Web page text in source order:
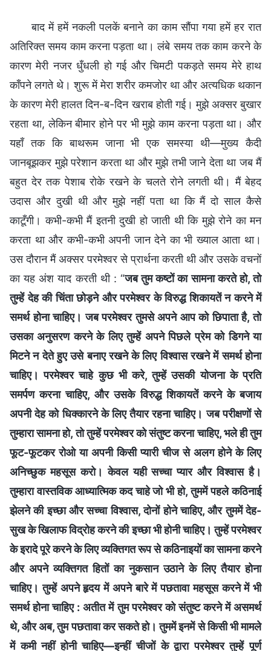
बाद में हमें नकली पलकें बनाने का काम सौंपा गया हमें हर रात
अतिरिक्त समय काम करना पड़ता था। लंबे समय तक काम करने के
कारण मेरी नजर धुँधली हो गई और चिमटी पकड़ते समय मेरे हाथ
काँपने लगते थे। शुरू में मेरा शरीर कमजोर था और अत्यधिक थकान
के कारण मेरी हालत दिन-ब-दिन खराब होती गई। मुझे अक्सर बुखार
रहता था, लेकिन बीमार होने पर भी मुझे काम करना पड़ता था। और
यहाँ तक कि बाथरूम जाना भी एक समस्या थी—मुख्य कैदी
जानबूझकर मुझे परेशान करता था और मुझे तभी जाने देता था जब मैं
बहुत देर तक पेशाब रोके रखने के चलते रोने लगती थी। मैं बेहद
उदास और दुखी थी और मुझे नहीं पता था कि मैं दो साल कैसे
काटूँगी। कभी-कभी मैं इतनी दुखी हो जाती थी कि मुझे रोने का मन
करता था और कभी-कभी अपनी जान देने का भी ख्याल आता था।
उस दौरान मैं अक्सर परमेश्वर से प्रार्थना करती थी और उसके वचनों
का यह अंश याद करती थी : “जब तुम कष्टों का सामना करते हो, तो
तुम्हें देह की चिंता छोड़ने और परमेश्वर के विरुद्ध शिकायतें न करने में
समर्थ होना चाहिए। जब परमेश्वर तुमसे अपने आप को छिपाता है, तो
उसका अनुसरण करने के लिए तुम्हें अपने पिछले प्रेम को डिगने या
मिटने न देते हुए उसे बनाए रखने के लिए विश्वास रखने में समर्थ होना
चाहिए। परमेश्वर चाहे कुछ भी करे, तुम्हें उसकी योजना के प्रति
समर्पण करना चाहिए, और उसके विरुद्ध शिकायतें करने के बजाय
अपनी देह को धिक्कारने के लिए तैयार रहना चाहिए। जब परीक्षणों से
तुम्हारा सामना हो, तो तुम्हें परमेश्वर को संतुष्ट करना चाहिए, भले ही तुम
फूट-फूटकर रोओ या अपनी किसी प्यारी चीज से अलग होने के लिए
अनिच्छुक महसूस करो। केवल यही सच्चा प्यार और विश्वास है।
तुम्हारा वास्तविक आध्यात्मिक कद चाहे जो भी हो, तुममें पहले कठिनाई
झेलने की इच्छा और सच्चा विश्वास, दोनों होने चाहिए, और तुममें देह-
सुख के खिलाफ विद्रोह करने की इच्छा भी होनी चाहिए। तुम्हें परमेश्वर
के इरादे पूरे करने के लिए व्यक्तिगत रूप से कठिनाइयों का सामना करने
और अपने व्यक्तिगत हितों का नुकसान उठाने के लिए तैयार होना
चाहिए। तुम्हें अपने हृदय में अपने बारे में पछतावा महसूस करने में भी
समर्थ होना चाहिए : अतीत में तुम परमेश्वर को संतुष्ट करने में असमर्थ
थे, और अब, तुम पछतावा कर सकते हो। तुममें इनमें से किसी भी मामले
में कमी नहीं होनी चाहिए—इन्हीं चीजों के द्वारा परमेश्वर तुम्हें पूर्ण